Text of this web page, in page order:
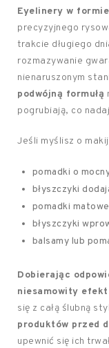
Eyelinery w
precyzyjnego
trakcie długiego
rozmazywanie
nienaruszonym
podwójną formułą
pogrubiają, co
Jeśli myślisz o
pomadki o
błyszczyki
pomadki
błyszczyki
balsamy lub
Dobierając
niesamowity
się z całą ślubną
produktów przed
upewnić się ich